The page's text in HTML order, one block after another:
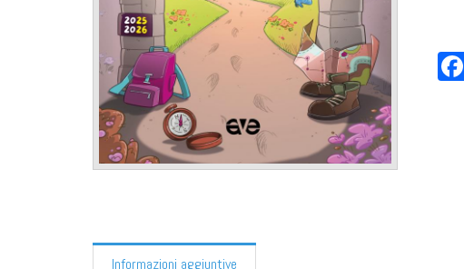
Informazioni aggiuntive